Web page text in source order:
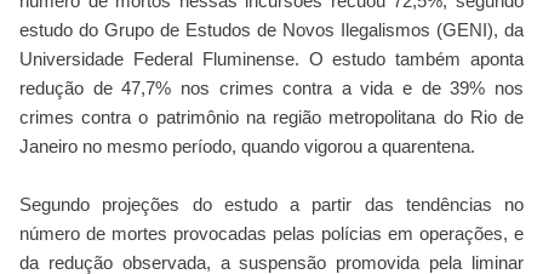
estudo do Grupo de Estudos de Novos Ilegalismos (GENI), da
Universidade Federal Fluminense. O estudo também aponta
redução de 47,7% nos crimes contra a vida e de 39% nos
crimes contra o patrimônio na região metropolitana do Rio de
Janeiro no mesmo período, quando vigorou a quarentena.
Segundo projeções do estudo a partir das tendências no
número de mortes provocadas pelas polícias em operações, e
da redução observada, a suspensão promovida pela liminar